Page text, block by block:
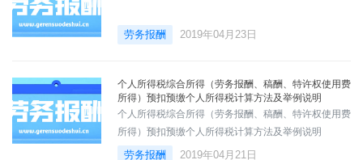
劳务报酬 2019年04月23日
个人所得税综合所得（劳务报酬、稿酬、特许权使用费
所得）预扣预缴个人所得税计算方法及举例说明
个人所得税综合所得（劳务报酬、稿酬、特许权使用费
所得）预扣预缴个人所得税计算方法及举例说明
劳务报酬 2019年04月21日